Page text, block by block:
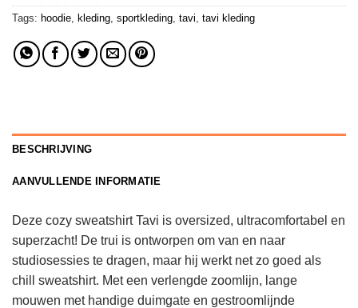
Tags: hoodie kleding sportkleding tavi tavi kleding
BESCHRIJVING
AANVULLENDE INFORMATIE
Deze cozy sweatshirt Tavi is oversized, ultracomfortabel en
superzacht! De trui is ontworpen om van en naar
studiosessies te dragen, maar hij werkt net zo goed als
chill sweatshirt. Met een verlengde zoomlijn, lange
mouwen met handige duimgate en gestroomlijnde